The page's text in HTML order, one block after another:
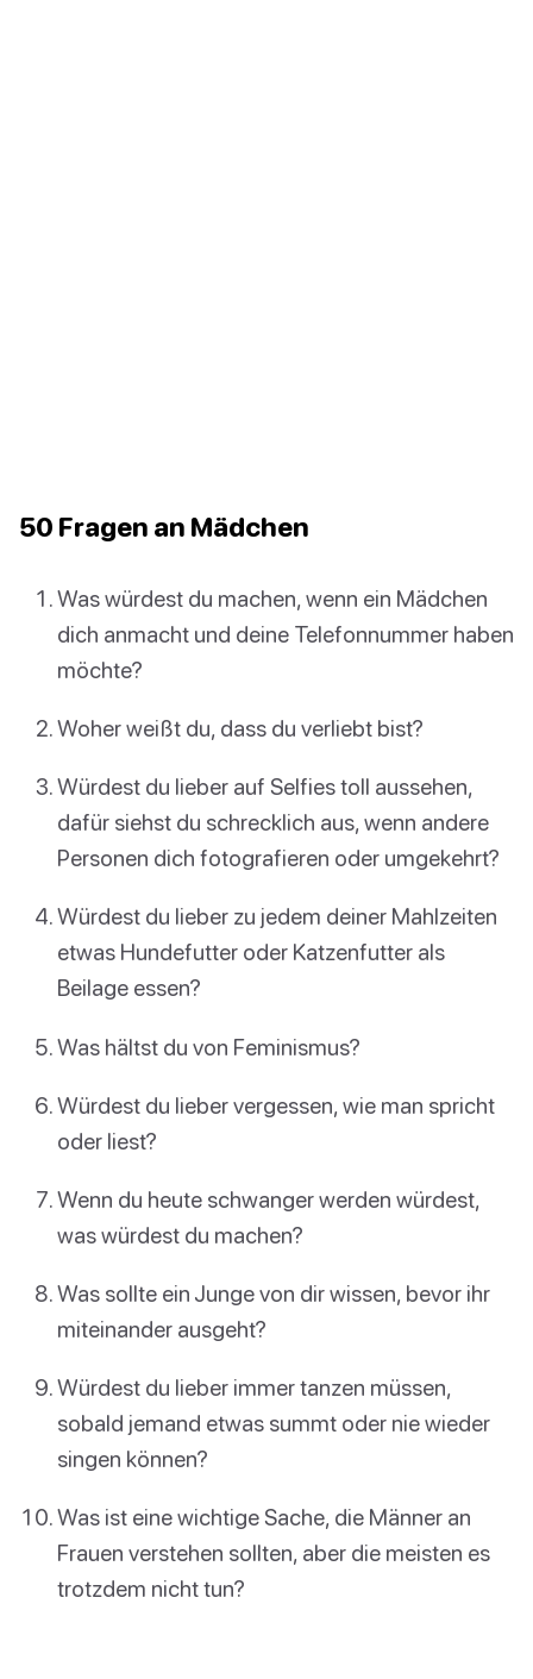
50 Fragen an Mädchen
Was würdest du machen, wenn ein Mädchen
dich anmacht und deine Telefonnummer haben
möchte?
Woher weißt du, dass du verliebt bist?
Würdest du lieber auf Selfies toll aussehen,
dafür siehst du schrecklich aus, wenn andere
Personen dich fotografieren oder umgekehrt?
Würdest du lieber zu jedem deiner Mahlzeiten
etwas Hundefutter oder Katzenfutter als
Beilage essen?
Was hältst du von Feminismus?
Würdest du lieber vergessen, wie man spricht
oder liest?
Wenn du heute schwanger werden würdest,
was würdest du machen?
Was sollte ein Junge von dir wissen, bevor ihr
miteinander ausgeht?
Würdest du lieber immer tanzen müssen,
sobald jemand etwas summt oder nie wieder
singen können?
Was ist eine wichtige Sache, die Männer an
Frauen verstehen sollten, aber die meisten es
trotzdem nicht tun?